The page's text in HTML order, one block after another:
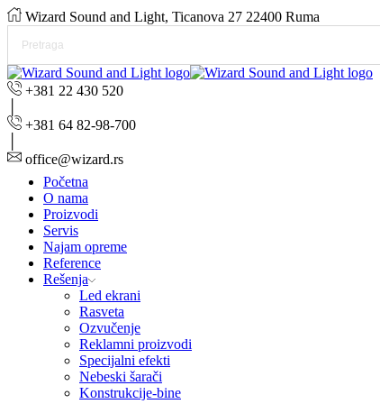
Wizard Sound and Light, Ticanova 27 22400 Ruma
+381 22 430 520
+381 64 82-98-700
office@wizard.rs
Početna
O nama
Proizvodi
Servis
Najam opreme
Reference
Rešenja
Led ekrani
Rasveta
Ozvučenje
Reklamni proizvodi
Specijalni efekti
Nebeski šarači
Konstrukcije-bine